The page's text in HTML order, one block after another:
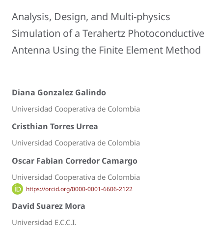
Analysis, Design, and Multi-physics
Simulation of a Terahertz Photoconductive
Antenna Using the Finite Element Method
Diana Gonzalez Galindo
Universidad Cooperativa de Colombia
Cristhian Torres Urrea
Universidad Cooperativa de Colombia
Oscar Fabian Corredor Camargo
Universidad Cooperativa de Colombia
https://orcid.org/0000-0001-6606-2122
David Suarez Mora
Universidad E.C.C.I.